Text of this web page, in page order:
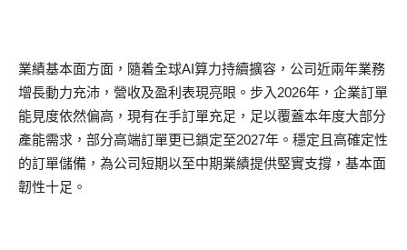
業績基本面方面，隨着全球AI算力持續擴容，公司近兩年業務
增長動力充沛，營收及盈利表現亮眼。步入2026年，企業訂單
能見度依然偏高，現有在手訂單充足，足以覆蓋本年度大部分
產能需求，部分高端訂單更已鎖定至2027年。穩定且高確定性
的訂單儲備，為公司短期以至中期業績提供堅實支撐，基本面
韌性十足。